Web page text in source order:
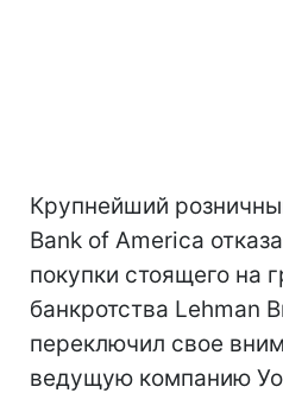
Крупнейший
Bank of America
покупки стоящего на
банкротства Lehman
переключил свое
ведущую компанию